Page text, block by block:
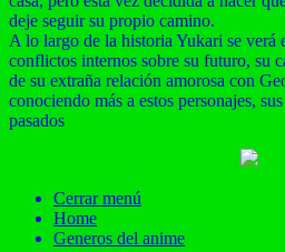
deje seguir su propio camino.
A lo largo de la historia Yukari se verá
conflictos internos sobre su futuro, su
de su extraña relación amorosa con
conociendo más a estos personajes,
pasados
Cerrar menú
Home
Generos del anime